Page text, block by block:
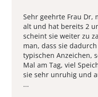
Sehr geehrte Frau Dr,
alt und hat bereits 2
scheint sie weiter zu
man, dass sie
typischen Anzeichen,
Mal am Tag, viel
sie sehr unruhig und
...